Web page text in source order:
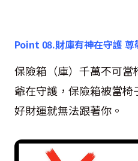
Point 08.財庫有神在守護
保險箱（庫）千萬不可
爺在守護，保險箱被當椅
好財運就無法跟著你。